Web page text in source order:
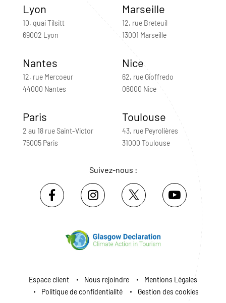
Lyon
10, quai Tilsitt
69002 Lyon
Marseille
12, rue Breteuil
13001 Marseille
Nantes
12, rue Mercoeur
44000 Nantes
Nice
62, rue Gioffredo
06000 Nice
Paris
2 au 18 rue Saint-Victor
75005 Paris
Toulouse
43, rue Peyrolières
31000 Toulouse
Suivez-nous :
Espace client Nous rejoindre
Mentions Légales
Politique de confidentialité
Gestion des cookies